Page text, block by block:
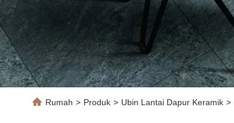
Rumah > Produk > Ubin Lantai Dapur Keramik >